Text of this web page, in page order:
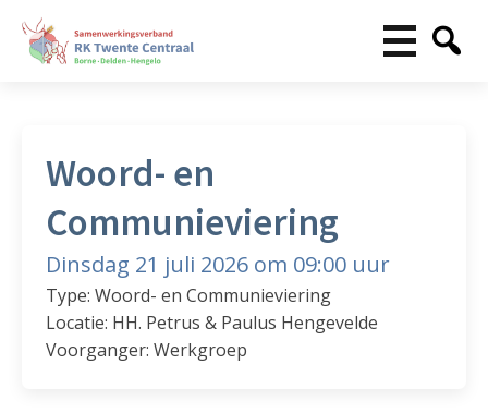
Woord- en
Communieviering
Dinsdag 21 juli 2026 om 09:00 uur
Type: Woord- en Communieviering
Locatie: HH. Petrus & Paulus Hengevelde
Voorganger: Werkgroep